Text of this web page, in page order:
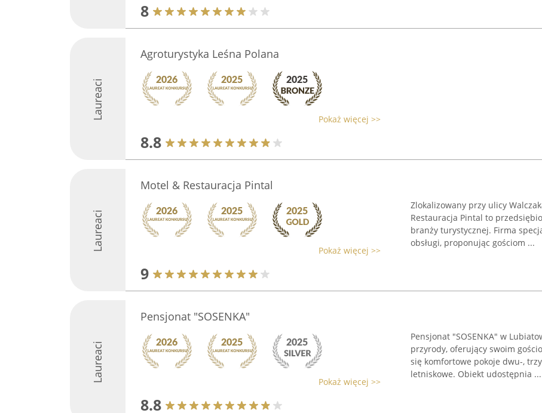
8
Laureaci
Agroturystyka Leśna Polana
Pokaż więcej >>
8.8
Laureaci
Motel & Restauracja Pintal
Pokaż więcej >>
9
Zlokalizowany przy ulicy
Restauracja Pintal to
branży turystycznej. Firma
obsługi, proponując gościom ...
Laureaci
Pensjonat "SOSENKA"
Pokaż więcej >>
8.8
Pensjonat "SOSENKA" w
przyrody, oferujący swoim
się komfortowe pokoje dwu-,
letniskowe. Obiekt udostępnia ...